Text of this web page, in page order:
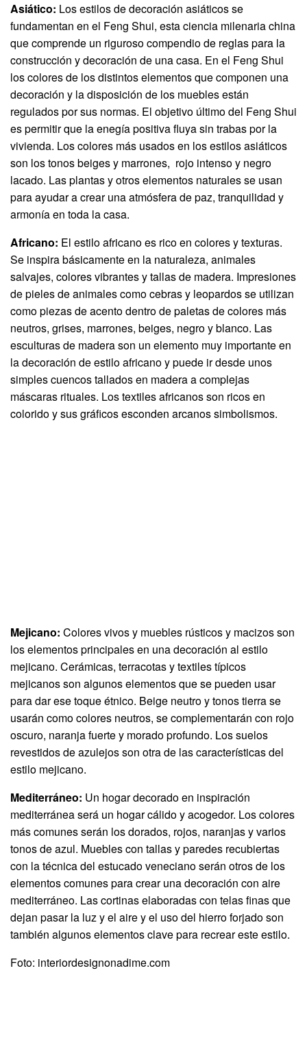
Asiático: Los estilos de decoración asiáticos se
fundamentan en el Feng Shui, esta ciencia milenaria china
que comprende un riguroso compendio de reglas para la
construcción y decoración de una casa. En el Feng Shui
los colores de los distintos elementos que componen una
decoración y la disposición de los muebles están
regulados por sus normas. El objetivo último del Feng Shui
es permitir que la enegía positiva fluya sin trabas por la
vivienda. Los colores más usados en los estilos asiáticos
son los tonos beiges y marrones, rojo intenso y negro
lacado. Las plantas y otros elementos naturales se usan
para ayudar a crear una atmósfera de paz, tranquilidad y
armonía en toda la casa.
Africano: El estilo africano es rico en colores y texturas.
Se inspira básicamente en la naturaleza, animales
salvajes, colores vibrantes y tallas de madera. Impresiones
de pieles de animales como cebras y leopardos se utilizan
como piezas de acento dentro de paletas de colores más
neutros, grises, marrones, beiges, negro y blanco. Las
esculturas de madera son un elemento muy importante en
la decoración de estilo africano y puede ir desde unos
simples cuencos tallados en madera a complejas
máscaras rituales. Los textiles africanos son ricos en
colorido y sus gráficos esconden arcanos simbolismos.
Mejicano: Colores vivos y muebles rústicos y macizos son
los elementos principales en una decoración al estilo
mejicano. Cerámicas, terracotas y textiles típicos
mejicanos son algunos elementos que se pueden usar
para dar ese toque étnico. Beige neutro y tonos tierra se
usarán como colores neutros, se complementarán con rojo
oscuro, naranja fuerte y morado profundo. Los suelos
revestidos de azulejos son otra de las características del
estilo mejicano.
Mediterráneo: Un hogar decorado en inspiración
mediterránea será un hogar cálido y acogedor. Los colores
más comunes serán los dorados, rojos, naranjas y varios
tonos de azul. Muebles con tallas y paredes recubiertas
con la técnica del estucado veneciano serán otros de los
elementos comunes para crear una decoración con aire
mediterráneo. Las cortinas elaboradas con telas finas que
dejan pasar la luz y el aire y el uso del hierro forjado son
también algunos elementos clave para recrear este estilo.
Foto: interiordesignonadime.com